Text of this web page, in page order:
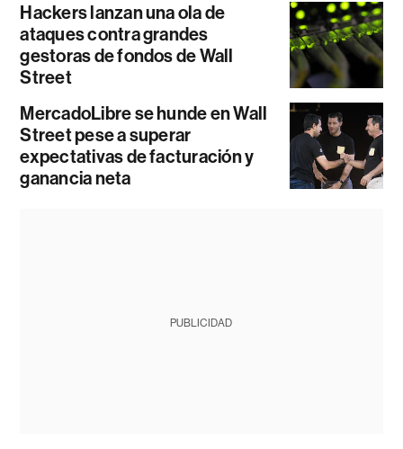
Hackers lanzan una ola de
ataques contra grandes
gestoras de fondos de Wall
Street
MercadoLibre se hunde en Wall
Street pese a superar
expectativas de facturación y
ganancia neta
PUBLICIDAD